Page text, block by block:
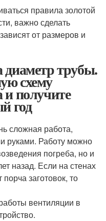
правила золотой
важно сделать
от размеров и
диаметр трубы.
схему
получите
год
сложная работа,
руками. Работу можно
погреба, но и
назад. Если на стенах
заготовок, то
вентиляции в